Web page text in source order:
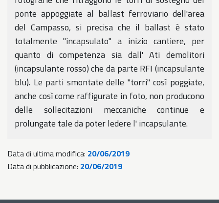
ponte appoggiate al ballast ferroviario dell'area
del Campasso, si precisa che il ballast è stato
totalmente "incapsulato" a inizio cantiere, per
quanto di competenza sia dall' Ati demolitori
(incapsulante rosso) che da parte RFI (incapsulante
blu). Le parti smontate delle "torri" così poggiate,
anche così come raffigurate in foto, non producono
delle sollecitazioni meccaniche continue e
prolungate tale da poter ledere l' incapsulante.
Data di ultima modifica: 20/06/2019
Data di pubblicazione: 20/06/2019